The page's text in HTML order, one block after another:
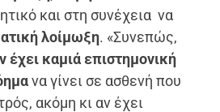
και στη συνέχεια να
λοίμωξη. «Συνεπώς,
έχει καμιά επιστημονική
να γίνει σε ασθενή που
ακόμη κι αν έχει